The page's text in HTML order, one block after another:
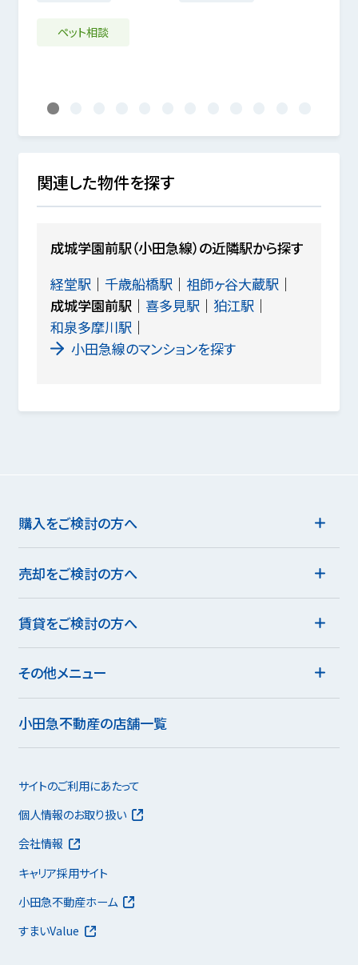
ペット相談
1
関連した物件を探す
成城学園前駅（小田急線）の近隣駅から探す
経堂駅
千歳船橋駅
祖師ヶ谷大蔵駅
成城学園前駅
喜多見駅
狛江駅
和泉多摩川駅
小田急線のマンションを探す
購入をご検討の方へ
売却をご検討の方へ
賃貸をご検討の方へ
その他メニュー
小田急不動産の店舗一覧
サイトのご利用にあたって
個人情報のお取り扱い
会社情報
キャリア採用サイト
小田急不動産ホーム
すまいValue